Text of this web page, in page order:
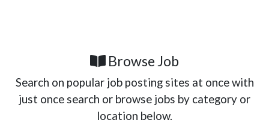
Browse Job
Search on popular job posting sites at once with
just once search or browse jobs by category or
location below.